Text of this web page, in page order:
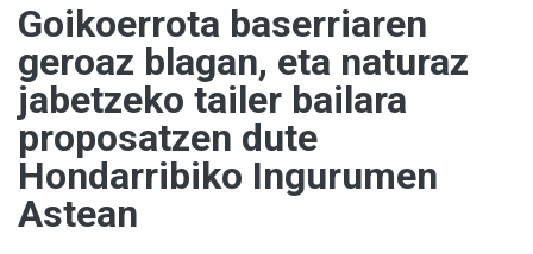
Goikoerrota baserriaren
geroaz blagan, eta naturaz
jabetzeko tailer bailara
proposatzen dute
Hondarribiko Ingurumen
Astean